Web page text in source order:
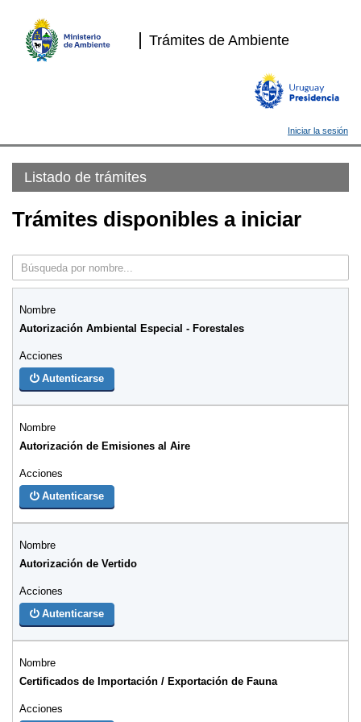
Trámites de Ambiente
Iniciar la sesión
Listado de trámites
Trámites disponibles a iniciar
Autorización Ambiental Especial - Forestales
Autenticarse
Autorización de Emisiones al Aire
Autenticarse
Autorización de Vertido
Autenticarse
Certificados de Importación / Exportación de Fauna